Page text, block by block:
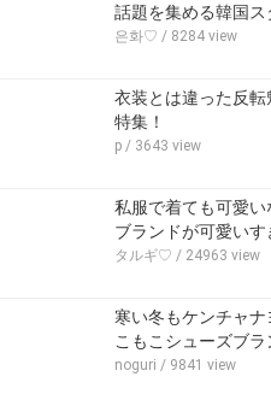
話題を集める韓国
은화♡ / 8284 view
衣装とは違った反
特集！
p / 3643 view
私服で着ても可愛
ブランドが可愛いす
タルギ♡ / 24963 view
寒い冬もケンチャ
こもこシューズブ
noguri / 9841 view